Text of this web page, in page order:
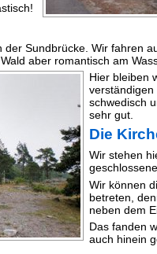
der Sundbrücke. Wir fahren
aber romantisch am
Hier bleiben
schwedisch
sehr gut.
Die
Wir stehen
Wir können
betreten,
neben dem
Das fanden
auch hinein